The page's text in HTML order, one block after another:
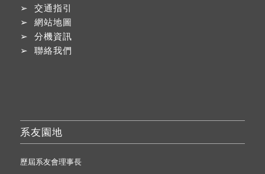
➢ 交通指引
➢ 網站地圖
➢ 分機資訊
➢ 聯絡我們
系友園地
歷屆系友會理事長